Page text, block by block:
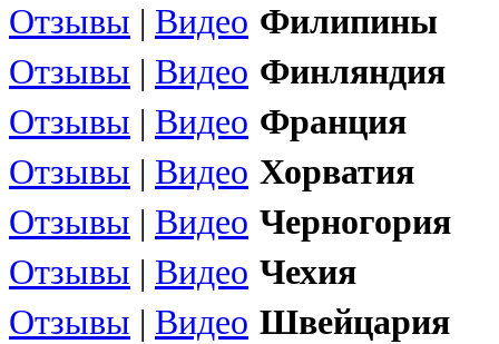
Отзывы | Видео Филипины
Отзывы | Видео Финляндия
Отзывы | Видео Франция
Отзывы | Видео Хорватия
Отзывы | Видео Черногория
Отзывы | Видео Чехия
Отзывы | Видео Швейцария